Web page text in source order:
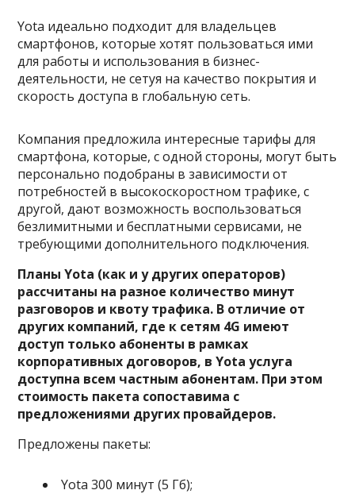
Yota идеально подходит для владельцев
смартфонов, которые хотят пользоваться ими
для работы и использования в бизнес-
деятельности, не сетуя на качество покрытия и
скорость доступа в глобальную сеть.
Компания предложила интересные тарифы для
смартфона, которые, с одной стороны, могут быть
персонально подобраны в зависимости от
потребностей в высокоскоростном трафике, с
другой, дают возможность воспользоваться
безлимитными и бесплатными сервисами, не
требующими дополнительного подключения.
Планы Yota (как и у других операторов)
рассчитаны на разное количество минут
разговоров и квоту трафика. В отличие от
других компаний, где к сетям 4G имеют
доступ только абоненты в рамках
корпоративных договоров, в Yota услуга
доступна всем частным абонентам. При этом
стоимость пакета сопоставима с
предложениями других провайдеров.
Предложены пакеты:
Yota 300 минут (5 Гб);